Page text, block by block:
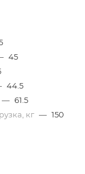
45
44.5
— 61.5
кг — 150